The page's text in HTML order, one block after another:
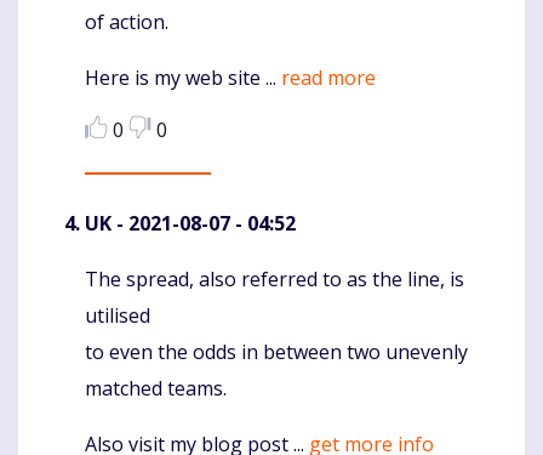
of action.
Here is my web site ... read more
0
0
UK - 2021-08-07 - 04:52
Komentaras
The spread, also referred to as the line, is
utilised
to even the odds in between two unevenly
matched teams.
Also visit my blog post ... get more info